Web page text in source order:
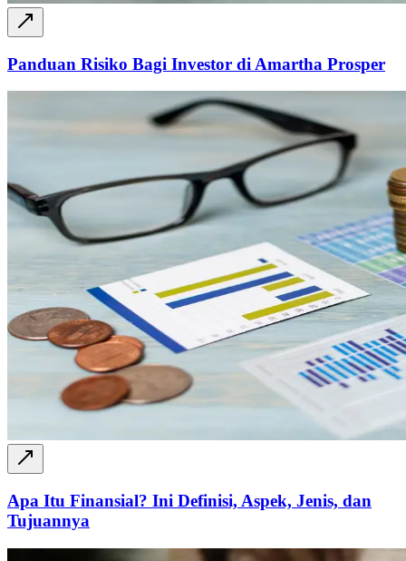
Panduan Risiko Bagi Investor di Amartha Prosper
Apa Itu Finansial? Ini Definisi, Aspek, Jenis, dan
Tujuannya